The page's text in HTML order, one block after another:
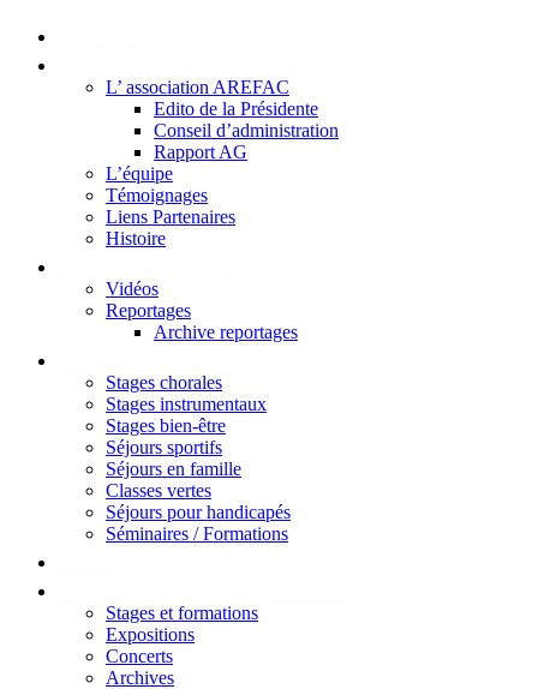
L’ association AREFAC
Edito de la Présidente
Conseil d’administration
Rapport AG
L’équipe
Témoignages
Liens Partenaires
Histoire
Vidéos
Reportages
Archive reportages
Stages chorales
Stages instrumentaux
Stages bien-être
Séjours sportifs
Séjours en famille
Classes vertes
Séjours pour handicapés
Séminaires / Formations
Stages et formations
Expositions
Concerts
Archives